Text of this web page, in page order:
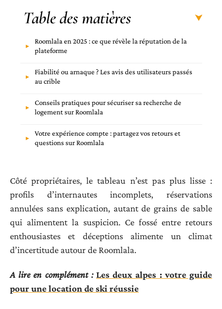
Table des matières
Roomlala en 2025 : ce que révèle la réputation de la
plateforme
Fiabilité ou arnaque ? Les avis des utilisateurs passés
au crible
Conseils pratiques pour sécuriser sa recherche de
logement sur Roomlala
Votre expérience compte : partagez vos retours et
questions sur Roomlala
Côté propriétaires, le tableau n’est pas plus lisse :
profils d’internautes incomplets, réservations
annulées sans explication, autant de grains de sable
qui alimentent la suspicion. Ce fossé entre retours
enthousiastes et déceptions alimente un climat
d’incertitude autour de Roomlala.
A lire en complément : Les deux alpes : votre guide
pour une location de ski réussie